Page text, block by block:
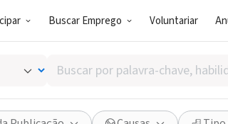
Buscar Emprego Voluntariar
Buscar
por
palavra-
chave,